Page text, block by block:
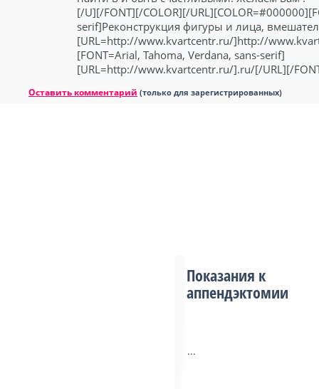
[/U][/FONT][/COLOR][/
serif]Реконструкция фигуры и лица,
[URL=http://www.kvartcentr.ru/]http://
[FONT=Arial, Tahoma, Verdana, sans-serif]
[URL=http://www.kvartcentr.ru/].ru/[/URL][/
Оставить комментарий (только для зарегистрированных)
Показания к
аппендэктомии
...